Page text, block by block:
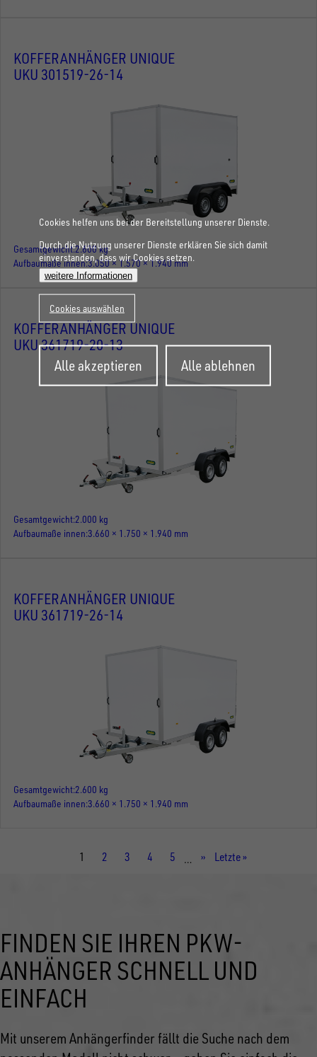
KOFFERANHÄNGER UNIQUE
UKU 301519-26-14
Gesamtgewicht2.600 kg
Aufbaumaße innen 3.050 × 1.570 × 1.940 mm
KOFFERANHÄNGER UNIQUE
UKU 361719-20-13
Gesamtgewicht 2.000 kg
Aufbaumaße innen 3.660 × 1.750 × 1.940 mm
KOFFERANHÄNGER UNIQUE
UKU 361719-26-14
Gesamtgewicht 2.600 kg
Aufbaumaße innen 3.660 × 1.750 × 1.940 mm
Aktuelle
1 Seite
2 Seite
3 Seite
4 Seite
5 …
Nächste
››
Letzte
Letzte »
FINDEN SIE IHREN PKW-
ANHÄNGER SCHNELL UND
EINFACH
Mit unserem Anhängerfinder fällt die Suche nach dem
Cookies helfen uns bei der Bereitstellung unserer Dienste.
Durch die Nutzung unserer Dienste erklären Sie sich damit
einverstanden, dass wir Cookies setzen.
weitere Informationen
Cookies auswählen
Alle akzeptieren
zurückziehen
Alle ablehnen